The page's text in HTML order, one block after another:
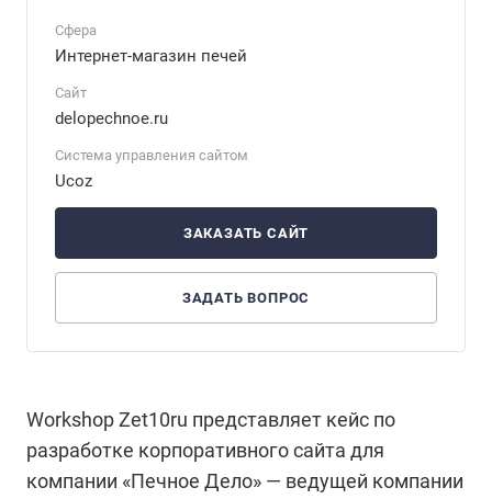
Сфера
Интернет-магазин печей
Сайт
delopechnoe.ru
Система управления сайтом
Ucoz
ЗАКАЗАТЬ САЙТ
ЗАДАТЬ ВОПРОС
Workshop Zet10ru представляет кейс по
разработке корпоративного сайта для
компании «Печное Дело» — ведущей компании